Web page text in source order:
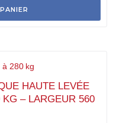
HAUTE LEVÉE
– LARGEUR 560